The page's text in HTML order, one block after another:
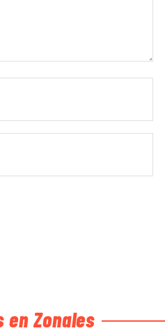
en Zonales